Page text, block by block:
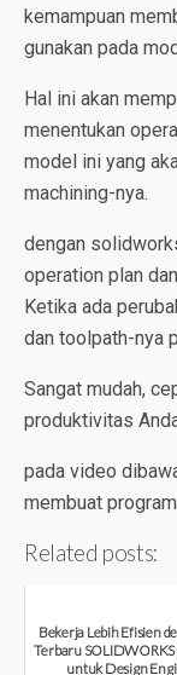
kemampuan
gunakan pada
Hal ini akan
menentukan
model ini yang
machining-nya.
dengan
operation plan
Ketika ada
dan toolpath-nya
Sangat mudah,
produktivitas
pada video
membuat
Related posts:
Bekerja Lebih Efisien
Terbaru
untuk Design